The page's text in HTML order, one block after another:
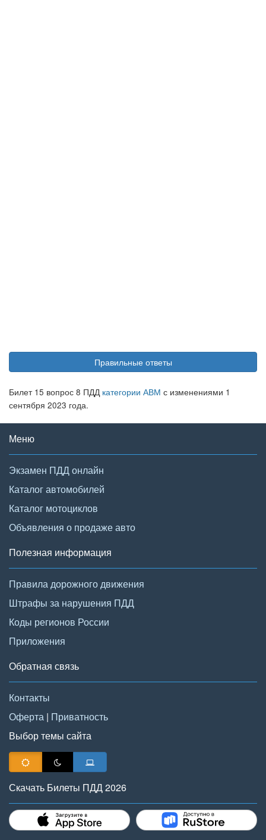
Правильные ответы
Билет 15 вопрос 8 ПДД категории АВМ с изменениями 1
сентября 2023 года.
Меню
Экзамен ПДД онлайн
Каталог автомобилей
Каталог мотоциклов
Объявления о продаже авто
Полезная информация
Правила дорожного движения
Штрафы за нарушения ПДД
Коды регионов России
Приложения
Обратная связь
Контакты
Оферта | Приватность
Выбор темы сайта
Скачать Билеты ПДД 2026